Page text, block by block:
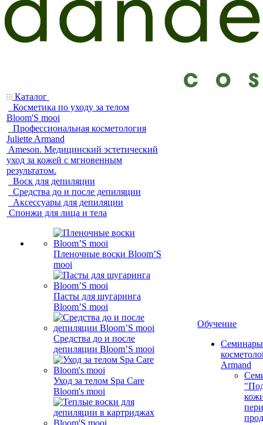
Каталог
Косметика по уходу за телом
Bloom'S mooi
Профессиональная косметология
Juliette Armand
Ameson. Медицинский эстетический
уход за кожей с мгновенным
результатом.
Воск для депиляции
Средства до и после депиляции
Аксессуары для депиляции
Спонжи для лица и тела
Пленочные воски Bloom’S
mooi
Пасты для шугаринга
Bloom’S mooi
Средства до и после
депиляции Bloom’S mooi
Уход за телом Spa Care
Bloom's mooi
Обучение
Armand